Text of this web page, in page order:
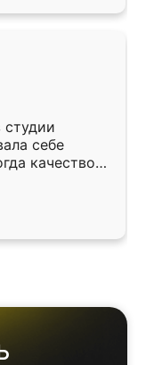
себе
качеством
уже почти